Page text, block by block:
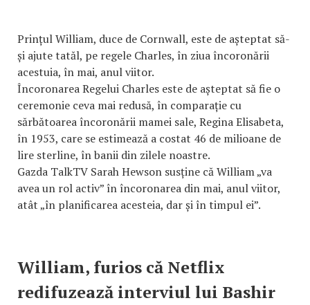
Prințul William, duce de Cornwall, este de așteptat să-
și ajute tatăl, pe regele Charles, în ziua încoronării
acestuia, în mai, anul viitor.
Încoronarea Regelui Charles este de așteptat să fie o
ceremonie ceva mai redusă, în comparație cu
sărbătoarea încoronării mamei sale, Regina Elisabeta,
în 1953, care se estimează a costat 46 de milioane de
lire sterline, în banii din zilele noastre.
Gazda TalkTV Sarah Hewson susține că William „va
avea un rol activ” în încoronarea din mai, anul viitor,
atât „în planificarea acesteia, dar și în timpul ei”.
William, furios că Netflix
redifuzează interviul lui Bashir